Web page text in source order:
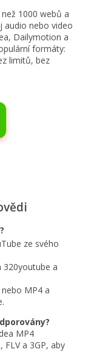
1000 webů a
audio nebo video
Dailymotion a
formáty:
limitů, bez
ze svého
320youtube a
MP4 a
MP4
a 3GP, aby